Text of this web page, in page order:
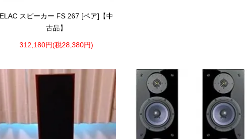
ELAC スピーカー FS 267 [ペア]【中
古品】
312,180円(税28,380円)